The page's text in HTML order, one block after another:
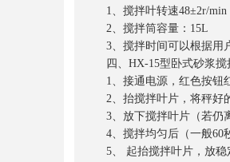
1、搅拌叶转速48±2r/min
2、搅拌筒容量： 15L
3、搅拌时间可以根据用
四、 HX-15型卧式砂浆
1、接通电源，红色按钮
2、抬搅拌叶片，将秤好
3、放下搅拌叶片（若仍
4、搅拌均匀后（一般60
5、
起抬搅拌叶片，放